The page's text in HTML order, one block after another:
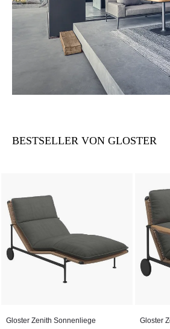
BESTSELLER VON GLOSTER
Gloster Zenith Sonnenliege
Gloster